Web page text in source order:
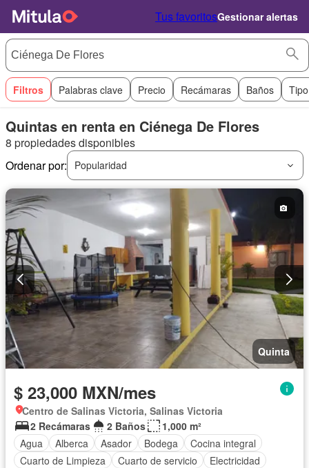
Tus favoritosGestionar alertas
Filtros Palabras clave Precio Recámaras Baños
Quintas en renta en Ciénega De Flores
8 propiedades disponibles
Ordenar por:
Popularidad
Quinta
$ 23,000 MXN/mes
Centro de Salinas Victoria, Salinas Victoria
2 Recámaras
2 Baños
1,000 m²
Agua
Alberca Asador Bodega
Cocina integral
Cuarto de Limpieza
Cuarto de servicio
Electricidad